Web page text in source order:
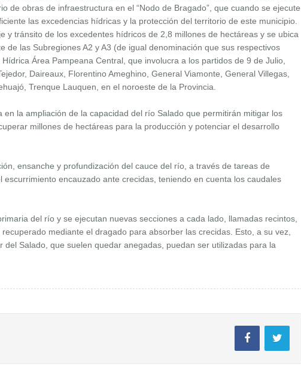
de obras de infraestructura en el “Nodo de Bragado”, que cuando se ejecute
las excedencias hídricas y la protección del territorio de este municipio.
y tránsito de los excedentes hídricos de 2,8 millones de hectáreas y se ubica
de las Subregiones A2 y A3 (de igual denominación que sus respectivos
Área Pampeana Central, que involucra a los partidos de 9 de Julio,
Daireaux, Florentino Ameghino, General Viamonte, General Villegas,
Trenque Lauquen, en el noroeste de la Provincia.
en la ampliación de la capacidad del río Salado que permitirán mitigar los
millones de hectáreas para la producción y potenciar el desarrollo
ensanche y profundización del cauce del río, a través de tareas de
encauzado ante crecidas, teniendo en cuenta los caudales
del río y se ejecutan nuevas secciones a cada lado, llamadas recintos,
mediante el dragado para absorber las crecidas. Esto, a su vez,
del Salado, que suelen quedar anegadas, puedan ser utilizadas para la